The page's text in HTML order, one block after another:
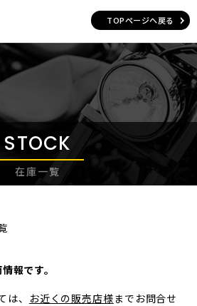
STOCK
在庫一覧
報です。
、
お近くの販売店様までお問合せ
TOPページへ戻る